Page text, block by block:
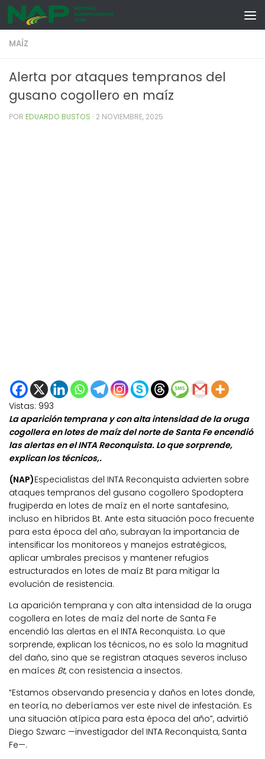
Skip to content
MAÍZ
Alerta por ataques tempranos del
gusano cogollero en maíz
POR EDUARDO BUSTOS · 2 NOVIEMBRE, 2025
Vistas: 993
La aparición temprana y con alta intensidad de la oruga
cogollera en lotes de maíz del norte de Santa Fe encendió
las alertas en el INTA Reconquista. Lo que sorprende,
explican los técnicos,.
(NAP)Especialistas del INTA Reconquista advierten sobre
ataques tempranos del gusano cogollero Spodoptera
frugiperda en lotes de maíz en el norte santafesino,
incluso en híbridos Bt. Ante esta situación poco frecuente
para esta época del año, subrayan la importancia de
intensificar los monitoreos y manejos estratégicos,
aplicar umbrales precisos y mantener refugios
estructurados en lotes de maíz Bt para mitigar la
evolución de resistencia.
La aparición temprana y con alta intensidad de la oruga
cogollera en lotes de maíz del norte de Santa Fe
encendió las alertas en el INTA Reconquista. Lo que
sorprende, explican los técnicos, no es solo la magnitud
del daño, sino que se registran ataques severos incluso
en maíces Bt, con resistencia a insectos.
“Estamos observando presencia y daños en lotes donde,
en teoría, no deberíamos ver este nivel de infestación. Es
una situación atípica para esta época del año”, advirtió
Diego Szwarc —investigador del INTA Reconquista, Santa
Fe—.